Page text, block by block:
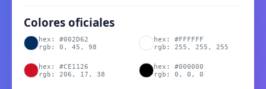
Colores oficiales
hex: #002D62
rgb: 0, 45, 98
hex: #FFFFFF
rgb: 255, 255, 255
hex: #CE1126
rgb: 206, 17, 38
hex: #000000
rgb: 0, 0, 0